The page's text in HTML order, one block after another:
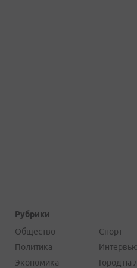
Рубрики
Общество
Политика
Экономика
Спорт
Интервью
Город на